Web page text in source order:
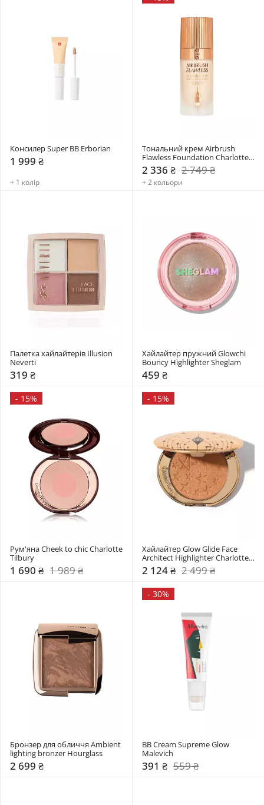
Консилер Super BB Erborian
1 999 ₴
+ 1 колір
Тональний крем Airbrush
Flawless Foundation Charlotte
Tilbury
2 336 ₴ 2 749 ₴
+ 2 кольори
Палетка хайлайтерів Illusion
Neverti
319 ₴
Хайлайтер пружний Glowchi
Bouncy Highlighter Sheglam
459 ₴
- 15%
Рум'яна Cheek to chic Charlotte
Tilbury
1 690 ₴ 1 989 ₴
- 15%
Хайлайтер Glow Glide Face
Architect Highlighter Charlotte
Tilbury
2 124 ₴ 2 499 ₴
Бронзер для обличчя Ambient
lighting bronzer Hourglass
2 699 ₴
- 30%
BB Cream Supreme Glow
Malevich
391 ₴ 559 ₴